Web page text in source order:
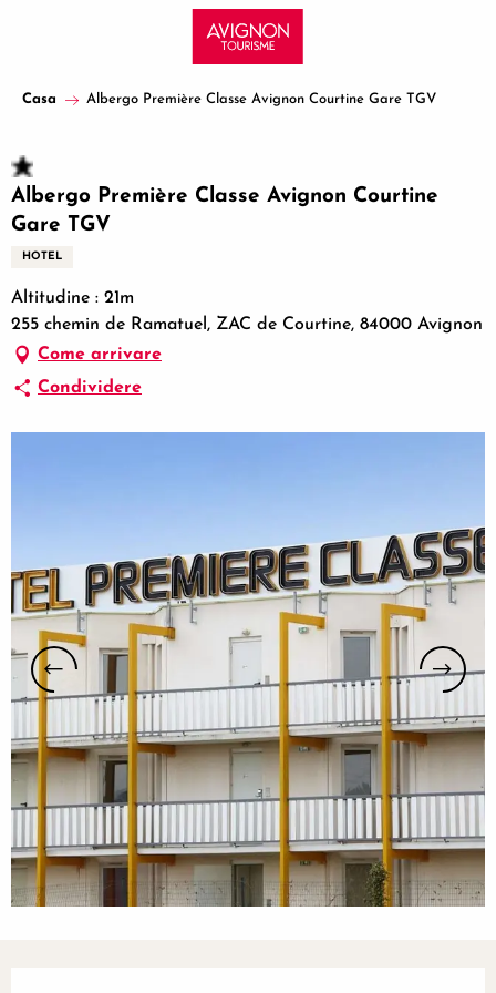
principal
Casa Albergo Première Classe Avignon Courtine Gare TGV
Albergo Première Classe Avignon Courtine
Gare TGV
HOTEL
Altitudine : 21m
255 chemin de Ramatuel, ZAC de Courtine, 84000 Avignon
Come arrivare
Condividere